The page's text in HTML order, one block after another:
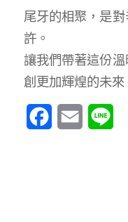
尾牙的相聚，是
許。
讓我們帶著這份
創更加輝煌的未來
Facebook
Email